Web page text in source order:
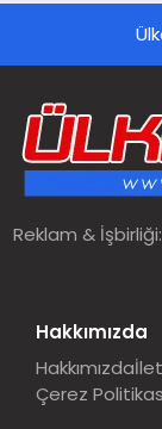
Reklam &
Hakkımızda
Hakkımızda
Çerez